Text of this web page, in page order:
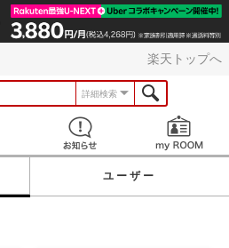
楽天トップへ
詳細検索
見つける お知らせ
ユーザー